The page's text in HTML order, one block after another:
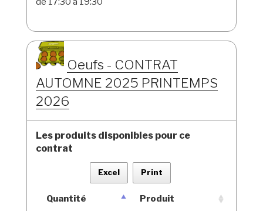
Oeufs - CONTRAT
AUTOMNE 2025 PRINTEMPS
2026
Les produits disponibles pour ce
contrat
Excel Print
Quantité Produit